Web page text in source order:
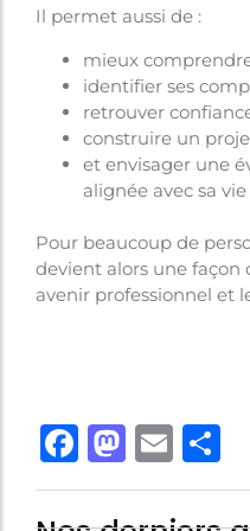
Il permet aussi de :
mieux
identifier ses
retrouver
construire un
et envisager une
alignée avec sa
Pour beaucoup de
devient alors une façon
avenir professionnel et
Facebook